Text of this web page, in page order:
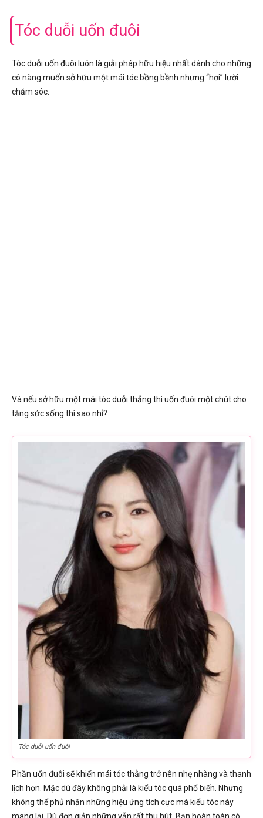
Tóc duỗi uốn đuôi
Tóc duỗi uốn đuôi luôn là giải pháp hữu hiệu nhất dành cho những
cô nàng muốn sở hữu một mái tóc bồng bềnh nhưng “hơi” lười
chăm sóc.
Và nếu sở hữu một mái tóc duỗi thẳng thì uốn đuôi một chút cho
tăng sức sống thì sao nhỉ?
Tóc duỗi uốn đuôi
Phần uốn đuôi sẽ khiến mái tóc thẳng trở nên nhẹ nhàng và thanh
lịch hơn. Mặc dù đây không phải là kiểu tóc quá phổ biến. Nhưng
không thể phủ nhận những hiệu ứng tích cực mà kiểu tóc này
mang lại. Dù đơn giản những vẫn rất thu hút. Bạn hoàn toàn có